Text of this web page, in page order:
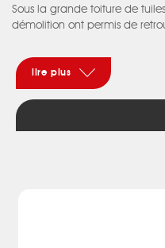
Sous la grande toiture de
démolition ont permis de
Pyrénées. Une relation forte
valorisée. A l’ouest un patio
traversante et proposer un
la dernière travée est dédiée
d’autre d’une bibliothèque.
lire plus